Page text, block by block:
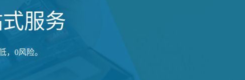
服务
，0风险。